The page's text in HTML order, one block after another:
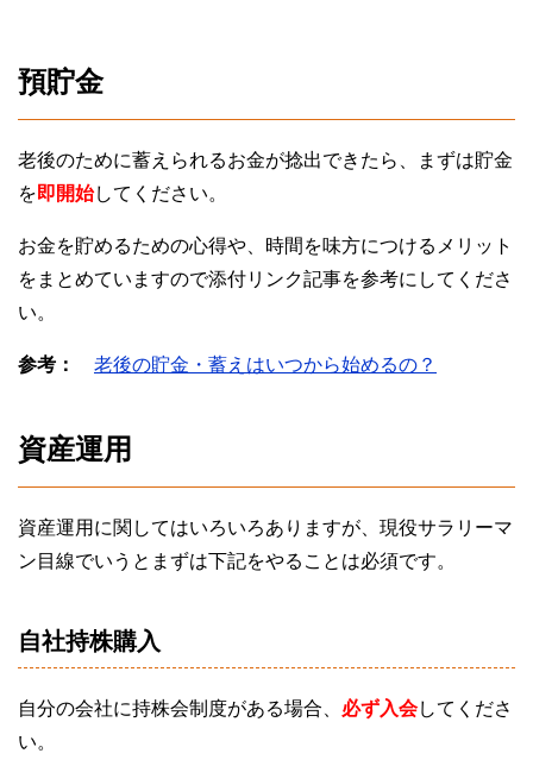
預貯金
老後のために蓄えられるお金が捻出できたら、まずは貯金
を即開始してください。
お金を貯めるための心得や、時間を味方につけるメリット
をまとめていますので添付リンク記事を参考にしてくださ
い。
参考： 老後の貯金・蓄えはいつから始めるの？
資産運用
資産運用に関してはいろいろありますが、現役サラリーマ
ン目線でいうとまずは下記をやることは必須です。
自社持株購入
自分の会社に持株会制度がある場合、 必ず入会してくださ
い。